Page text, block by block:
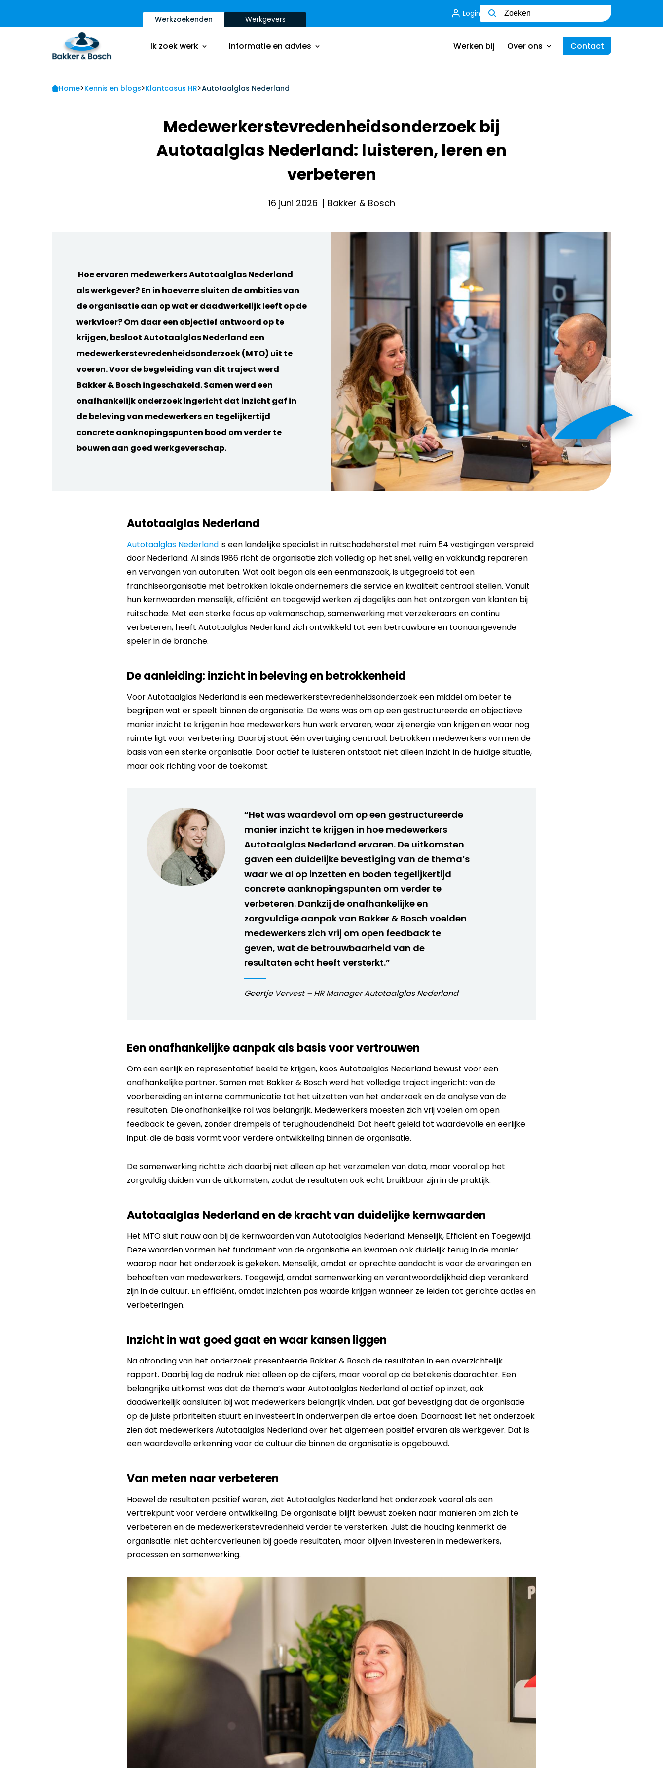
Werkzoekenden Werkgevers
Login
Ik zoek werk
Vacatures
Sollicitatietips
Contact
Informatie en advies
Onze aanpak
Onze opdrachtgevers
Inzichten
Werken bij Over ons Contact
Vacatures
Inschrijfformulier
Onze aanpak
Onze dienstverbanden
Wie zijn wij
Home>Kennis en blogs>Klantcasus HR>Autotaalglas Nederland
Medewerkerstevredenheidsonderzoek bij
Autotaalglas Nederland: luisteren, leren en
verbeteren
16 juni 2026 Bakker & Bosch
Hoe ervaren medewerkers Autotaalglas Nederland
als werkgever? En in hoeverre sluiten de ambities van
de organisatie aan op wat er daadwerkelijk leeft op de
werkvloer? Om daar een objectief antwoord op te
krijgen, besloot Autotaalglas Nederland een
medewerkerstevredenheidsonderzoek (MTO) uit te
voeren. Voor de begeleiding van dit traject werd
Bakker & Bosch ingeschakeld. Samen werd een
onafhankelijk onderzoek ingericht dat inzicht gaf in
de beleving van medewerkers en tegelijkertijd
concrete aanknopingspunten bood om verder te
bouwen aan goed werkgeverschap.
Autotaalglas Nederland
Autotaalglas Nederlandis een landelijke specialist in ruitschadeherstel met ruim 54 vestigingen verspreid
door Nederland. Al sinds 1986 richt de organisatie zich volledig op het snel, veilig en vakkundig repareren
en vervangen van autoruiten. Wat ooit begon als een eenmanszaak, is uitgegroeid tot een
franchiseorganisatie met betrokken lokale ondernemers die service en kwaliteit centraal stellen. Vanuit
hun kernwaarden menselijk, efficiënt en toegewijd werken zij dagelijks aan het ontzorgen van klanten bij
ruitschade. Met een sterke focus op vakmanschap, samenwerking met verzekeraars en continu
verbeteren, heeft Autotaalglas Nederland zich ontwikkeld tot een betrouwbare en toonaangevende
speler in de branche.
De aanleiding: inzicht in beleving en betrokkenheid
Voor Autotaalglas Nederland is een medewerkerstevredenheidsonderzoek een middel om beter te
begrijpen wat er speelt binnen de organisatie. De wens was om op een gestructureerde en objectieve
manier inzicht te krijgen in hoe medewerkers hun werk ervaren, waar zij energie van krijgen en waar nog
ruimte ligt voor verbetering. Daarbij staat één overtuiging centraal: betrokken medewerkers vormen de
basis van een sterke organisatie. Door actief te luisteren ontstaat niet alleen inzicht in de huidige situatie,
maar ook richting voor de toekomst.
“Het was waardevol om op een gestructureerde
manier inzicht te krijgen in hoe medewerkers
Autotaalglas Nederland ervaren. De uitkomsten
gaven een duidelijke bevestiging van de thema’s
waar we al op inzetten en boden tegelijkertijd
concrete aanknopingspunten om verder te
verbeteren. Dankzij de onafhankelijke en
zorgvuldige aanpak van Bakker & Bosch voelden
medewerkers zich vrij om open feedback te
geven, wat de betrouwbaarheid van de
resultaten echt heeft versterkt.”
Geertje Vervest – HR Manager Autotaalglas Nederland
Een onafhankelijke aanpak als basis voor vertrouwen
Om een eerlijk en representatief beeld te krijgen, koos Autotaalglas Nederland bewust voor een
onafhankelijke partner. Samen met Bakker & Bosch werd het volledige traject ingericht: van de
voorbereiding en interne communicatie tot het uitzetten van het onderzoek en de analyse van de
resultaten. Die onafhankelijke rol was belangrijk. Medewerkers moesten zich vrij voelen om open
feedback te geven, zonder drempels of terughoudendheid. Dat heeft geleid tot waardevolle en eerlijke
input, die de basis vormt voor verdere ontwikkeling binnen de organisatie.
De samenwerking richtte zich daarbij niet alleen op het verzamelen van data, maar vooral op het
zorgvuldig duiden van de uitkomsten, zodat de resultaten ook echt bruikbaar zijn in de praktijk.
Autotaalglas Nederland en de kracht van duidelijke kernwaarden
Het MTO sluit nauw aan bij de kernwaarden van Autotaalglas Nederland: Menselijk, Efficiënt en Toegewijd.
Deze waarden vormen het fundament van de organisatie en kwamen ook duidelijk terug in de manier
waarop naar het onderzoek is gekeken. Menselijk, omdat er oprechte aandacht is voor de ervaringen en
behoeften van medewerkers. Toegewijd, omdat samenwerking en verantwoordelijkheid diep verankerd
zijn in de cultuur. En efficiënt, omdat inzichten pas waarde krijgen wanneer ze leiden tot gerichte acties en
verbeteringen.
Inzicht in wat goed gaat en waar kansen liggen
Na afronding van het onderzoek presenteerde Bakker & Bosch de resultaten in een overzichtelijk
rapport. Daarbij lag de nadruk niet alleen op de cijfers, maar vooral op de betekenis daarachter. Een
belangrijke uitkomst was dat de thema’s waar Autotaalglas Nederland al actief op inzet, ook
daadwerkelijk aansluiten bij wat medewerkers belangrijk vinden. Dat gaf bevestiging dat de organisatie
op de juiste prioriteiten stuurt en investeert in onderwerpen die ertoe doen. Daarnaast liet het onderzoek
zien dat medewerkers Autotaalglas Nederland over het algemeen positief ervaren als werkgever. Dat is
een waardevolle erkenning voor de cultuur die binnen de organisatie is opgebouwd.
Van meten naar verbeteren
Hoewel de resultaten positief waren, ziet Autotaalglas Nederland het onderzoek vooral als een
vertrekpunt voor verdere ontwikkeling. De organisatie blijft bewust zoeken naar manieren om zich te
verbeteren en de medewerkerstevredenheid verder te versterken. Juist die houding kenmerkt de
organisatie: niet achteroverleunen bij goede resultaten, maar blijven investeren in medewerkers,
processen en samenwerking.